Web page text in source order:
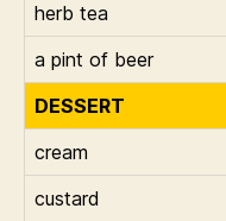
herb tea
a pint of beer
DESSERT
cream
custard